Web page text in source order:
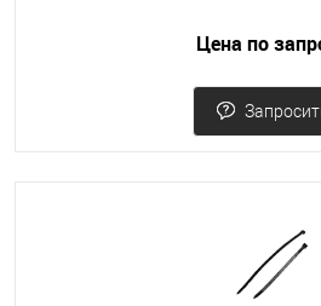
Цена по